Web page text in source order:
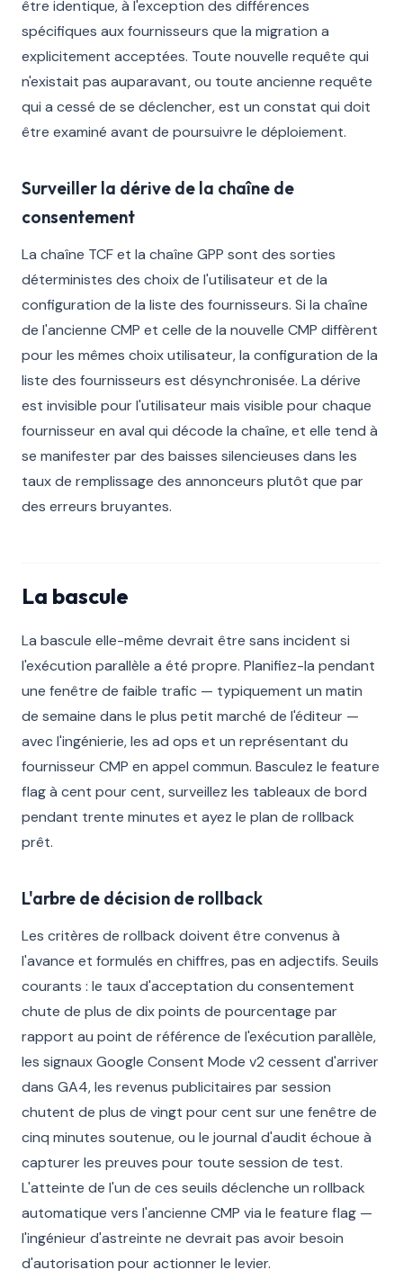
être identique, à l'exception des différences
spécifiques aux fournisseurs que la migration a
explicitement acceptées. Toute nouvelle requête qui
n'existait pas auparavant, ou toute ancienne requête
qui a cessé de se déclencher, est un constat qui doit
être examiné avant de poursuivre le déploiement.
Surveiller la dérive de la chaîne de
consentement
La chaîne TCF et la chaîne GPP sont des sorties
déterministes des choix de l'utilisateur et de la
configuration de la liste des fournisseurs. Si la chaîne
de l'ancienne CMP et celle de la nouvelle CMP diffèrent
pour les mêmes choix utilisateur, la configuration de la
liste des fournisseurs est désynchronisée. La dérive
est invisible pour l'utilisateur mais visible pour chaque
fournisseur en aval qui décode la chaîne, et elle tend à
se manifester par des baisses silencieuses dans les
taux de remplissage des annonceurs plutôt que par
des erreurs bruyantes.
La bascule
La bascule elle-même devrait être sans incident si
l'exécution parallèle a été propre. Planifiez-la pendant
une fenêtre de faible trafic — typiquement un matin
de semaine dans le plus petit marché de l'éditeur —
avec l'ingénierie, les ad ops et un représentant du
fournisseur CMP en appel commun. Basculez le feature
flag à cent pour cent, surveillez les tableaux de bord
pendant trente minutes et ayez le plan de rollback
prêt.
L'arbre de décision de rollback
Les critères de rollback doivent être convenus à
l'avance et formulés en chiffres, pas en adjectifs. Seuils
courants : le taux d'acceptation du consentement
chute de plus de dix points de pourcentage par
rapport au point de référence de l'exécution parallèle,
les signaux Google Consent Mode v2 cessent d'arriver
dans GA4, les revenus publicitaires par session
chutent de plus de vingt pour cent sur une fenêtre de
cinq minutes soutenue, ou le journal d'audit échoue à
capturer les preuves pour toute session de test.
L'atteinte de l'un de ces seuils déclenche un rollback
automatique vers l'ancienne CMP via le feature flag —
l'ingénieur d'astreinte ne devrait pas avoir besoin
d'autorisation pour actionner le levier.